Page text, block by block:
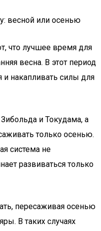
весной или осенью
что лучшее время для
весна. В этот период
и накапливать силы для
и Токудама, а
только осенью.
система не
развиваться только
пересаживая осенью
В таких случаях